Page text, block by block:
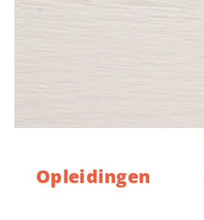
Opleidingen